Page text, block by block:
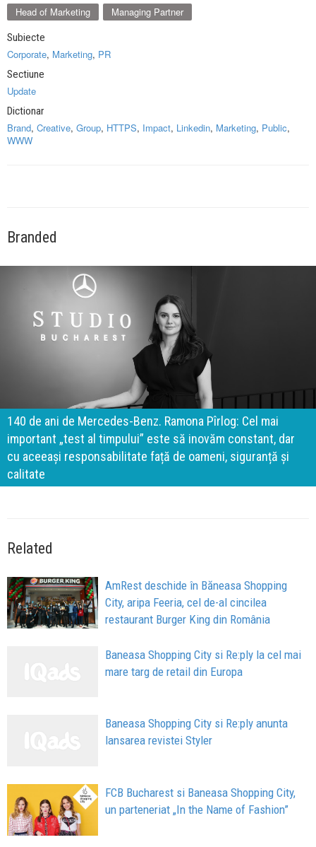
Head of Marketing Managing Partner
Subiecte
Corporate, Marketing, PR
Sectiune
Update
Dictionar
Brand, Creative, Group, HTTPS, Impact, Linkedin, Marketing, Public,
WWW
Branded
140 de ani de Mercedes-Benz. Ramona Pîrlog: Cel mai
important „test al timpului” este să inovăm constant, dar
cu aceeași responsabilitate față de oameni, siguranță și
calitate
Related
AmRest deschide în Băneasa Shopping
City, aripa Feeria, cel de-al cincilea
restaurant Burger King din România
Baneasa Shopping City si Re:ply la cel mai
mare targ de retail din Europa
Baneasa Shopping City si Re:ply anunta
lansarea revistei Styler
FCB Bucharest si Baneasa Shopping City,
un parteneriat „In the Name of Fashion”